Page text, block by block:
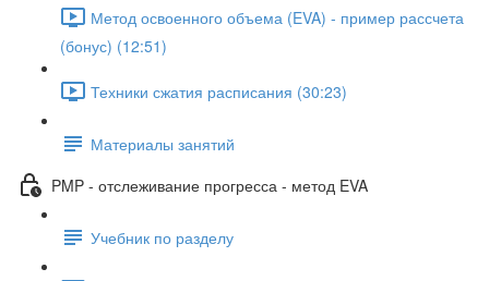
Метод освоенного объема (EVA) - пример рассчета
(бонус) (12:51)
Техники сжатия расписания (30:23)
Материалы занятий
PMP - отслеживание прогресса - метод EVA
Учебник по разделу